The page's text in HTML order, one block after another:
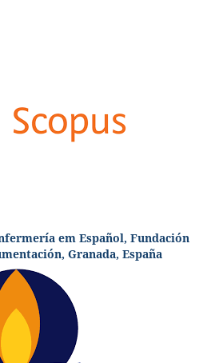
em Español, Fundación
Granada, España